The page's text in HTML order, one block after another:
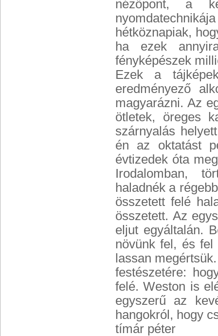
nézőpont, a
hétköznapiak,
ha ezek
fényképészek
Ezek a
eredményező
magyarázni. Az
ötletek, öreges
szárnyalás
én az oktatást
évtizedek óta
Irodalomban,
haladnék a
összetett felé
összetett. Az
eljut egyáltalán.
növünk fel, és
lassan
festészetére:
felé. Weston is
egyszerű az
hangokról, hogy
tímár péter